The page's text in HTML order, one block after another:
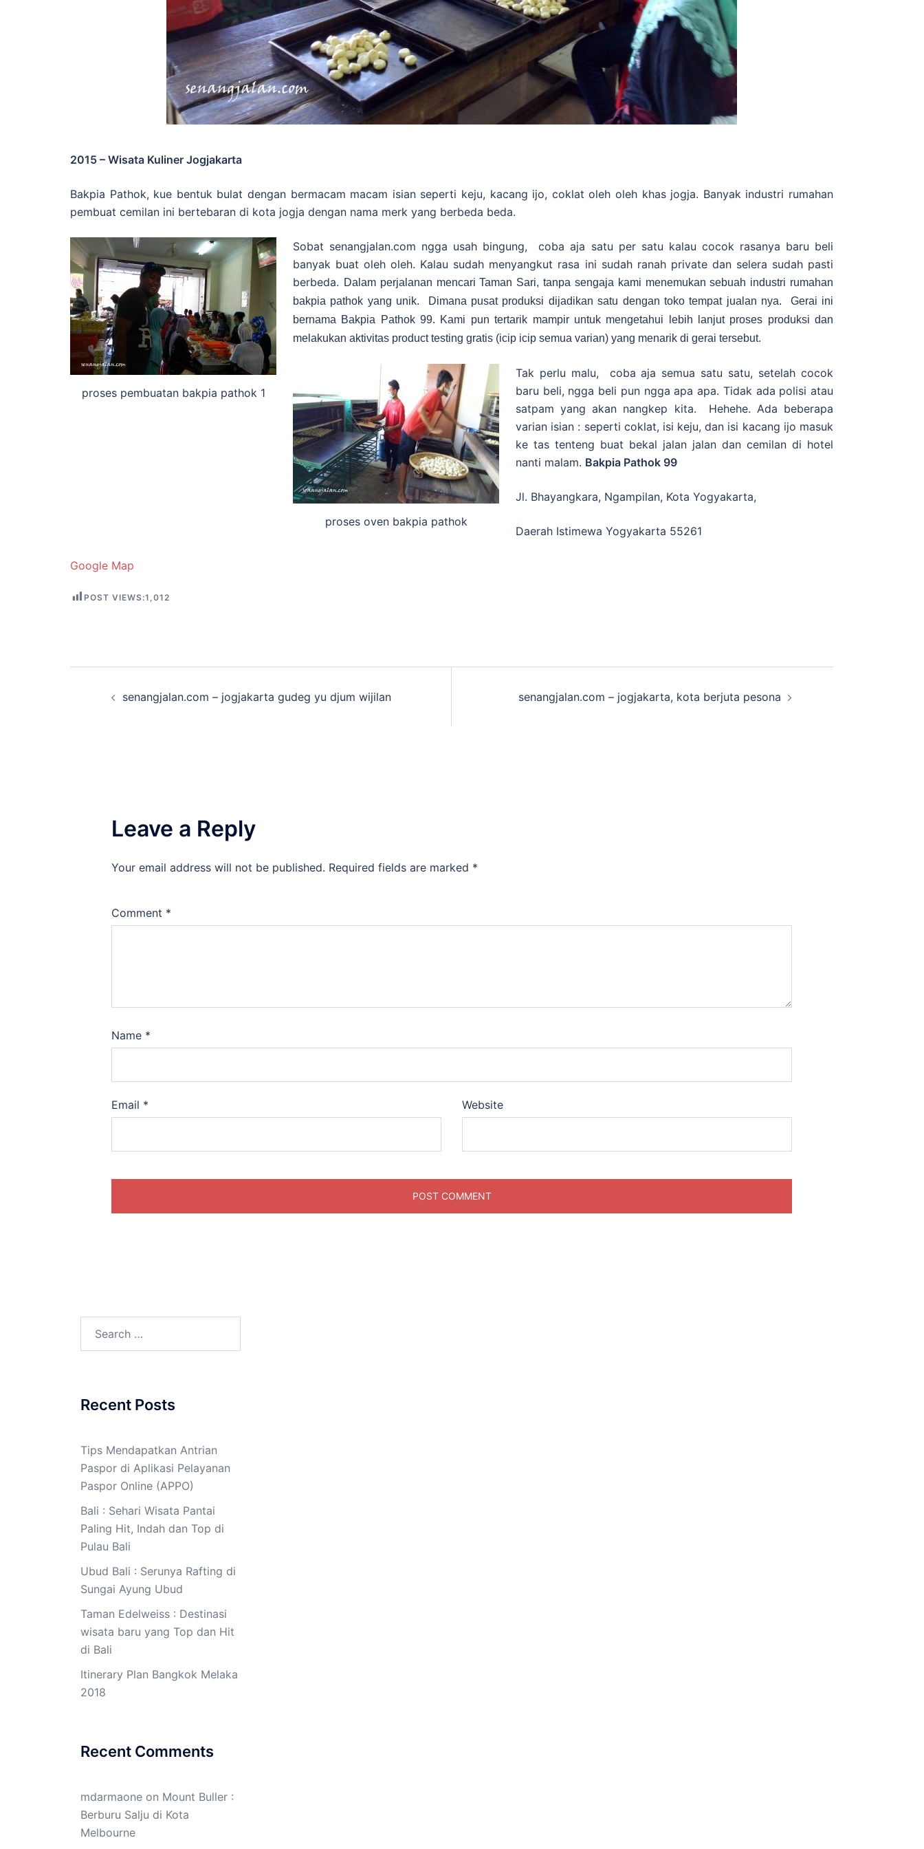
2015 – Wisata Kuliner Jogjakarta
Bakpia Pathok, kue bentuk bulat dengan bermacam macam isian seperti keju, kacang ijo, coklat oleh oleh khas jogja. Banyak industri rumahan
pembuat cemilan ini bertebaran di kota jogja dengan nama merk yang berbeda beda.
proses pembuatan bakpia pathok 1
Sobat senangjalan.com ngga usah bingung, coba aja satu per satu kalau cocok rasanya baru beli
banyak buat oleh oleh. Kalau sudah menyangkut rasa ini sudah ranah private dan selera sudah pasti
berbeda. Dalam perjalanan mencari Taman Sari, tanpa sengaja kami menemukan sebuah industri rumahan
bakpia pathok yang unik. Dimana pusat produksi dijadikan satu dengan toko tempat jualan nya. Gerai ini
bernama Bakpia Pathok 99. Kami pun tertarik mampir untuk mengetahui lebih lanjut proses produksi dan
melakukan aktivitas product testing gratis (icip icip semua varian) yang menarik di gerai tersebut.
proses oven bakpia pathok
Tak perlu malu, coba aja semua satu satu, setelah cocok
baru beli, ngga beli pun ngga apa apa. Tidak ada polisi atau
satpam yang akan nangkep kita. Hehehe. Ada beberapa
varian isian : seperti coklat, isi keju, dan isi kacang ijo masuk
ke tas tenteng buat bekal jalan jalan dan cemilan di hotel
nanti malam. Bakpia Pathok 99
Jl. Bhayangkara, Ngampilan, Kota Yogyakarta,
Daerah Istimewa Yogyakarta 55261
Google Map
POST VIEWS:1,012
senangjalan.com – jogjakarta gudeg yu djum wijilan senangjalan.com – jogjakarta, kota berjuta pesona
Leave a Reply
Your email address will not be published. Required fields are marked *
Comment *
Name *
Email * Website
Recent Posts
Tips Mendapatkan Antrian
Paspor di Aplikasi Pelayanan
Paspor Online (APPO)
Bali : Sehari Wisata Pantai
Paling Hit, Indah dan Top di
Pulau Bali
Ubud Bali : Serunya Rafting di
Sungai Ayung Ubud
Taman Edelweiss : Destinasi
wisata baru yang Top dan Hit
di Bali
Itinerary Plan Bangkok Melaka
2018
Recent Comments
mdarmaone on Mount Buller :
Berburu Salju di Kota
Melbourne